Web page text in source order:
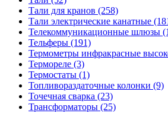
Тали для кранов (258)
Тали электрические канатные
Телекоммуникационные шлюзы
Тельферы (191)
Термометры инфракрасные
Термореле (3)
Термостаты (1)
Топливораздаточные колонки (9)
Точечная сварка (23)
Трансформаторы (25)